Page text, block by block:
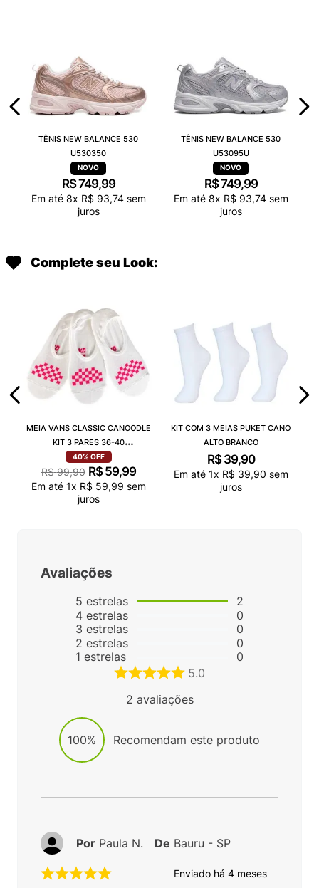
TÊNIS NEW BALANCE 530
U530350
R$749,99
Em até 8x R$ 93,74sem
juros
TÊNIS NEW BALANCE 530
U53095U
R$749,99
Em até 8x R$ 93,74sem
juros
Complete seu Look:
MEIA VANS CLASSIC CANOODLE
KIT 3 PARES 36-40
VN000QCAJU4
40% OFF
R$ 99,90 R$ 59,99
Em até 1x R$ 59,99 sem
juros
KIT COM 3 MEIAS PUKET CANO
ALTO BRANCO
R$ 39,90
Em até 1x R$ 39,90 sem
juros
Avaliações
5 estrelas
4 estrelas
3 estrelas
2 estrelas
1 estrelas
2
0
0
0
0
5.0
2 avaliações
100% Recomendam este produto
Enviado há 4 meses
Por Paula N. De Bauru - SP